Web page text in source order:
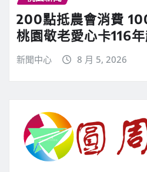
200點抵農會消費
桃園敬老愛心卡116
新聞中心 8 月 5, 2026